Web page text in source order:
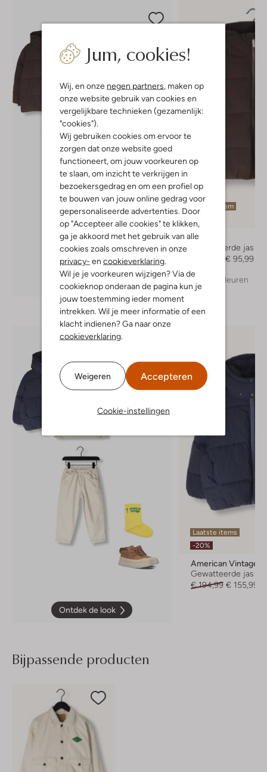
Jum, cookies!
Wij, en onze negen partners, maken op
onze website gebruik van cookies en
vergelijkbare technieken (gezamenlijk:
"cookies").
Wij gebruiken cookies om ervoor te
zorgen dat onze website goed
functioneert, om jouw voorkeuren op
te slaan, om inzicht te verkrijgen in
bezoekersgedrag en om een profiel op
te bouwen van jouw online gedrag voor
gepersonaliseerde advertenties. Door
op "Accepteer alle cookies" te klikken,
ga je akkoord met het gebruik van alle
cookies zoals omschreven in onze
privacy- en cookieverklaring.
Wil je je voorkeuren wijzigen? Via de
cookieknop onderaan de pagina kun je
jouw toestemming ieder moment
intrekken. Wil je meer informatie of een
klacht indienen? Ga naar onze
cookieverklaring.
Weigeren Accepteren
Cookie-instellingen
Ontdek de look
Laatste item
Molo
Gewatteerde jas
€ 95,99
+ meer kleuren
Ontdek de look
Laatste items
-20%
American Vintage
Gewatteerde jas
€ 194,99 € 155,99
Bijpassende producten